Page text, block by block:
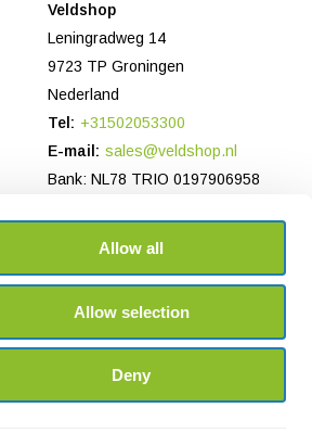
Allow all
Allow selection
Deny
Veldshop
Leningradweg 14
9723 TP Groningen
Nederland
Tel: +31502053300
E-mail: sales@veldshop.nl
Bank: NL78 TRIO 0197906958